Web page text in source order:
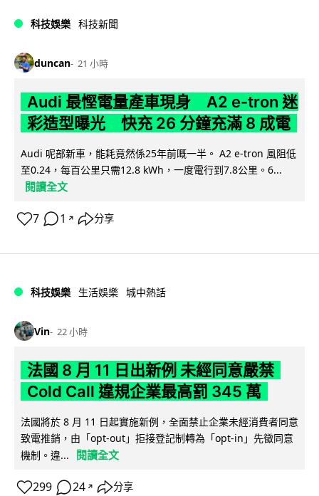
科技娛樂 科技新聞
duncan 21 小時
Audi 最慳電量產車現身 A2 e-tron 迷
彩造型曝光 快充 26 分鐘充滿 8 成電
Audi 呢部新車，能耗竟然係25年前嘅一半。 A2 e-tron 風阻低
至0.24，每百公里只需12.8 kWh，一度電行到7.8公里。6...
閱讀全文
7 1 ↗ 分享
科技娛樂 生活娛樂 城中熱話
Vin 22 小時
法國 8 月 11 日出新例 未經同意嚴禁
Cold Call 違規企業最高罰 345 萬
法國將於 8 月 11 日起實施新例，全面禁止企業未經消費者同意
致電推銷，由「opt-out」拒接登記制轉為「opt-in」先徵同意
機制。違...
閱讀全文
299 24 ↗ 分享